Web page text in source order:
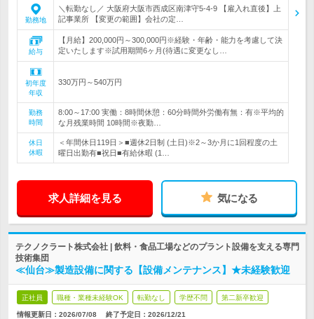
勤務地
＼転勤なし／ 大阪府大阪市西成区南津守5-4-9 【雇入れ直後】上
記事業所 【変更の範囲】会社の定…
給与
【月給】200,000円～300,000円※経験・年齢・能力を考慮して決
定いたします※試用期間6ヶ月(待遇に変更なし…
初年度
年収
330万円～540万円
勤務
時間
8:00～17:00 実働：8時間休憩：60分時間外労働有無：有※平均的
な月残業時間 10時間※夜勤…
休日
休暇
＜年間休日119日＞■週休2日制 (土日)※2～3か月に1回程度の土
曜日出勤有■祝日■有給休暇 (1…
求人詳細を見る 気になる
テクノクラート株式会社 | 飲料・食品工場などのプラント設備を支える専門
技術集団
≪仙台≫製造設備に関する【設備メンテナンス】★未経験歓迎
正社員 職種・業種未経験OK 転勤なし 学歴不問 第二新卒歓迎
情報更新日：2026/07/08 終了予定日： 2026/12/21